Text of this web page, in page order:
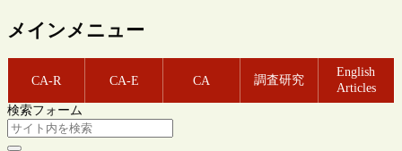
メインメニュー
CA-R CA-E CA 調査研究
English
Articles
検索フォーム